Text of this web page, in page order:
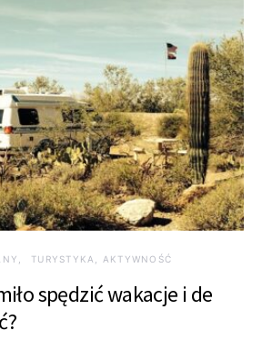
TURYSTYKA, AKTYWNOŚĆ
spędzić wakacje i de